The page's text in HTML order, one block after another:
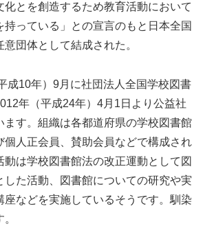
化とを創造するため教育活動において
っている」との宣言のもと日本全国
団体として結成された。
成10年）9月に社団法人全国学校図書
年（平成24年）4月1日より公益社
ます。組織は各都道府県の学校図書館
個人正会員、賛助会員などで構成され
動は学校図書館法の改正運動として図
した活動、図書館についての研究や実
座などを実施しているそうです。馴染